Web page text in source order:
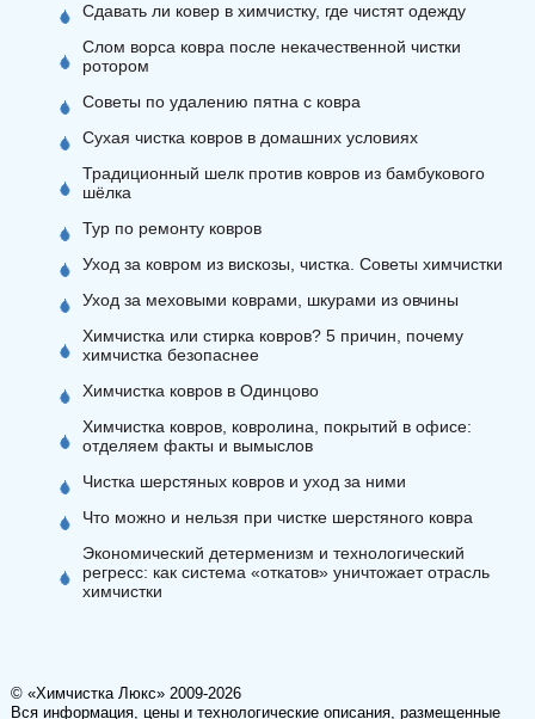
Сдавать ли ковер в химчистку, где чистят одежду
Слом ворса ковра после некачественной чистки
ротором
Советы по удалению пятна с ковра
Сухая чистка ковров в домашних условиях
Традиционный шелк против ковров из бамбукового
шёлка
Тур по ремонту ковров
Уход за ковром из вискозы, чистка. Советы химчистки
Уход за меховыми коврами, шкурами из овчины
Химчистка или стирка ковров? 5 причин, почему
химчистка безопаснее
Химчистка ковров в Одинцово
Химчистка ковров, ковролина, покрытий в офисе:
отделяем факты и вымыслов
Чистка шерстяных ковров и уход за ними
Что можно и нельзя при чистке шерстяного ковра
Экономический детерменизм и технологический
регресс: как система «откатов» уничтожает отрасль
химчистки
© «Химчистка Люкс» 2009-2026
Вся информация, цены и технологические описания, размещенные